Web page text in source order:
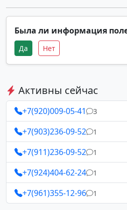
Была ли информация
Да Нет
Активны сейчас
+7(920)009-05-41 3
+7(903)236-09-52 1
+7(911)236-09-52 1
+7(924)404-62-24 1
+7(961)355-12-96 1